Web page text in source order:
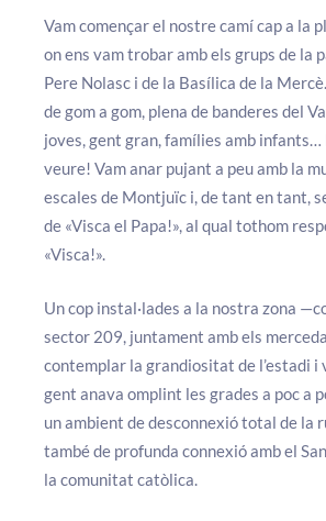
Vam començar el nostre camí cap a la
on ens vam trobar amb els grups de la
Pere Nolasc i de la Basílica de la
de gom a gom, plena de banderes del
joves, gent gran, famílies amb infants…
veure! Vam anar pujant a peu amb la
escales de Montjuïc i, de tant en tant,
de «Visca el Papa!», al qual tothom
«Visca!».
Un cop instal·lades a la nostra zona
sector 209, juntament amb els
contemplar la grandiositat de l’estadi i
gent anava omplint les grades a poc a
un ambient de desconnexió total de la
també de profunda connexió amb el
la comunitat catòlica.